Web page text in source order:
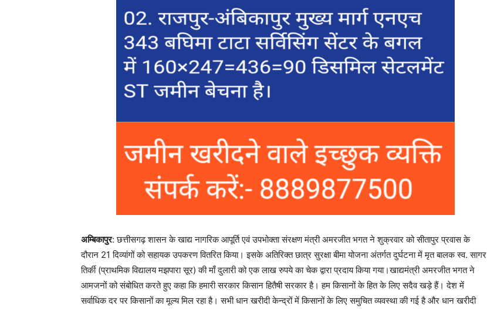
अम्बिकापुर: छत्तीसगढ़ शासन के खाद्य नागरिक आपूर्ति एवं उपभोक्ता संरक्षण मंत्री अमरजीत भगत ने शुक्रवार को सीतापुर प्रवास के
दौरान 21 दिव्यांगों को सहायक उपकरण वितरित किया। इसके अतिरिक्त छात्र सुरक्षा बीमा योजना अंतर्गत दुर्घटना में मृत बालक स्व. सागर
तिर्की (प्राथमिक विद्यालय मझपारा सूर) की माँ दुलारी को एक लाख रुपये का चेक द्वारा प्रदाय किया गया।खाद्यमंत्री अमरजीत भगत ने
आमजनों को संबोधित करते हुए कहा कि हमारी सरकार किसान हितैषी सरकार है। हम किसानों के हित के लिए सदैव खड़े हैं। देश में
सर्वाधिक दर पर किसानों का मूल्य मिल रहा है। सभी धान खरीदी केन्द्रों में किसानों के लिए समुचित व्यवस्था की गई है और धान खरीदी